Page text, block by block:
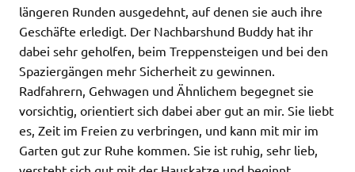
längeren Runden ausgedehnt, auf denen sie auch ihre
Geschäfte erledigt. Der Nachbarshund Buddy hat ihr
dabei sehr geholfen, beim Treppensteigen und bei den
Spaziergängen mehr Sicherheit zu gewinnen.
Radfahrern, Gehwagen und Ähnlichem begegnet sie
vorsichtig, orientiert sich dabei aber gut an mir. Sie liebt
es, Zeit im Freien zu verbringen, und kann mit mir im
Garten gut zur Ruhe kommen. Sie ist ruhig, sehr lieb,